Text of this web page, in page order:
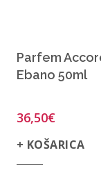
Parfem
Ebano 50ml
36,50€
+ KOŠARICA